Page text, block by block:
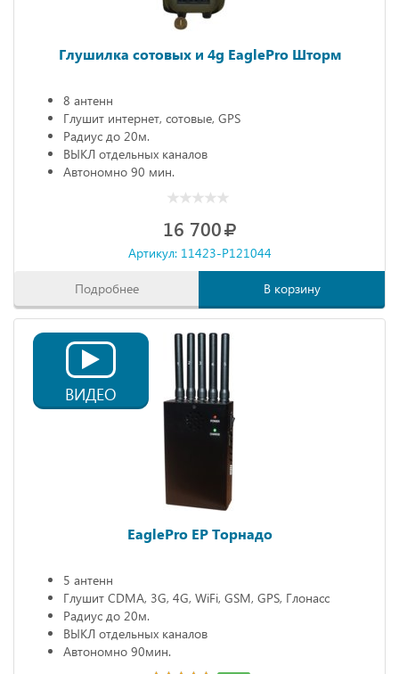
Глушилка сотовых и 4g EaglePro Шторм
8 антенн
Глушит интернет, сотовые, GPS
Радиус до 20м.
ВЫКЛ отдельных каналов
Автономно 90 мин.
16 700
Артикул: 11423-P121044
Подробнее В корзину
ВИДЕО
EaglePro EP Торнадо
5 антенн
Глушит CDMA, 3G, 4G, WiFi, GSM, GPS, Глонасс
Радиус до 20м.
ВЫКЛ отдельных каналов
Автономно 90мин.